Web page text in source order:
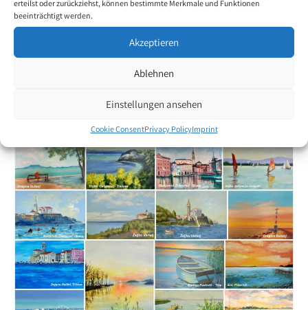
erteilst oder zurückziehst, können bestimmte Merkmale und Funktionen
beeinträchtigt werden.
Akzeptieren
Ablehnen
Einstellungen ansehen
Cookie ConsentPrivacy PolicyImprint
The workshop was also attended by about 125 high school
students.
Ferenc Gábor, had the honor to open the exhibition. As a token of